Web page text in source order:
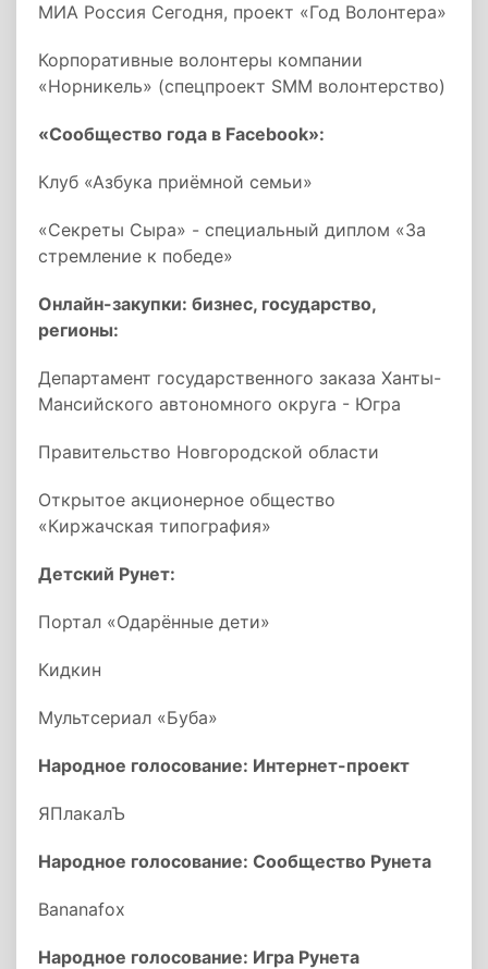
МИА Россия Сегодня, проект «Год Волонтера»
Корпоративные волонтеры компании
«Норникель» (спецпроект SMM волонтерство)
«Сообщество года в Facebook»:
Клуб «Азбука приёмной семьи»
«Секреты Сыра» - специальный диплом «За
стремление к победе»
Онлайн-закупки: бизнес, государство,
регионы:
Департамент государственного заказа Ханты-
Мансийского автономного округа - Югра
Правительство Новгородской области
Открытое акционерное общество
«Киржачская типография»
Детский Рунет:
Портал «Одарённые дети»
Кидкин
Мультсериал «Буба»
Народное голосование: Интернет-проект
ЯПлакалЪ
Народное голосование: Сообщество Рунета
Bananafox
Народное голосование: Игра Рунета